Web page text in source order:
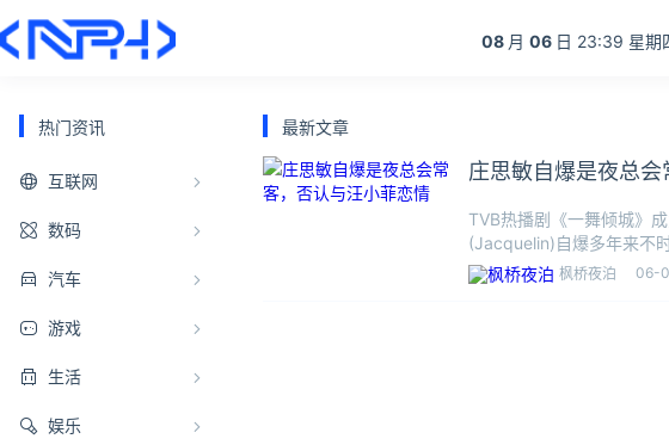
08 月 06 日 23:39 星期
热门资讯
互联网
数码
汽车
游戏
生活
娱乐
最新文章
庄思敏自爆是夜总
TVB热播剧《一舞倾城》
(Jacquelin)自爆多年来不
枫桥夜泊 06-